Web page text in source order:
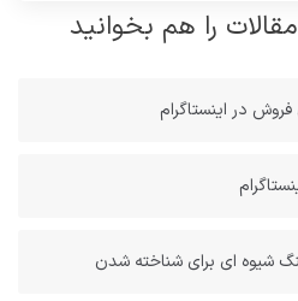
را هم بخوانید
در اینستاگرام
شیوه ای برای شناخته شدن